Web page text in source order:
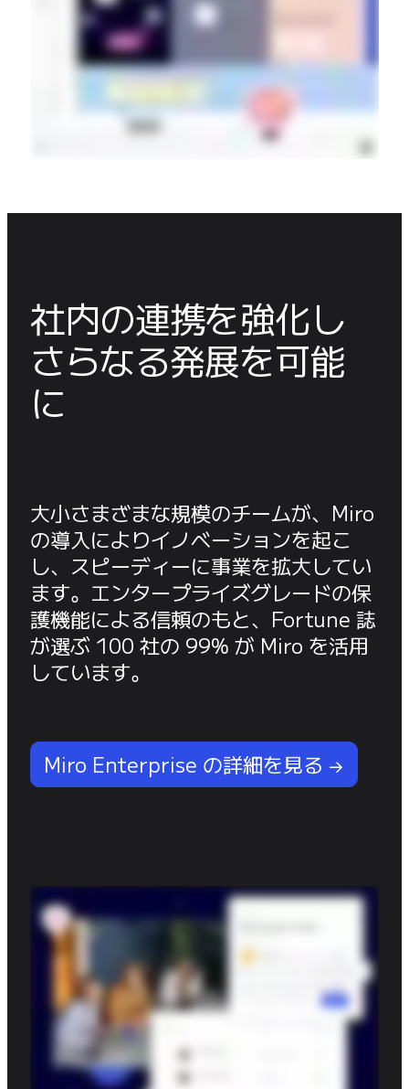
社内の連携を強化し
さらなる発展を可能
に
大小さまざまな規模のチームが、Miro
の導入によりイノベーションを起こ
し、スピーディーに事業を拡大してい
ます。エンタープライズグレードの保
護機能による信頼のもと、Fortune 誌
が選ぶ 100 社の 99% が Miro を活用
しています。
Miro Enterprise の詳細を見る →